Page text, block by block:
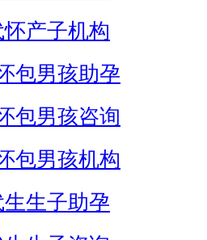
产子机构
包男孩助孕
包男孩咨询
包男孩机构
生子助孕